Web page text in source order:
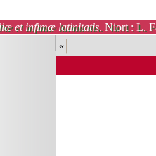
et infimæ latinitatis. Niort : L.
«